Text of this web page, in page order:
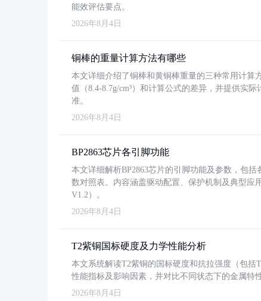
能效评估要点。
2026年8月4日
铜棒的重量计算方法有哪些
本文详细介绍了铜棒和黄铜棒重量的三种常用计算
值（8.4-8.7g/cm³）和计算公式的差异，并提供实
准。
2026年8月4日
BP2863芯片各引脚功能
本文详细解析BP2863芯片的引脚功能及参数，包
数对照表。内容涵盖驱动配置、保护机制及典型应
V1.2）。
2026年8月4日
T2紫铜国标硬度及力学性能分析
本文系统解读T2紫铜的国标硬度和抗拉强度（包括
性能指标及影响因素，并对比不同状态下的金属特
2026年8月4日